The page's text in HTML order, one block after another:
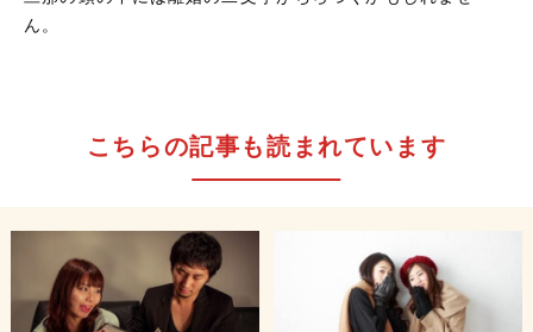
ん。
こちらの記事も読まれています